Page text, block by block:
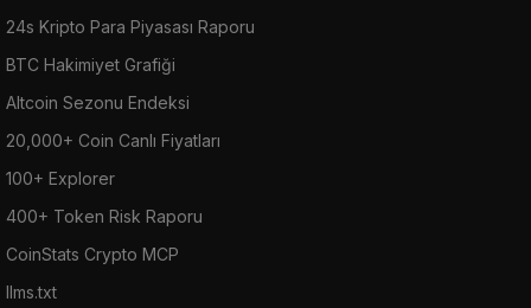
24s Kripto Para Piyasası Raporu
BTC Hakimiyet Grafiği
Altcoin Sezonu Endeksi
20,000+ Coin Canlı Fiyatları
100+ Explorer
400+ Token Risk Raporu
CoinStats Crypto MCP
llms.txt